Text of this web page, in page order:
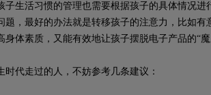
生活习惯的管理也需要根据孩子的具体情况进
题，最好的办法就是转移孩子的注意力，比如有
身体素质，又能有效地让孩子摆脱电子产品的“
代走过的人，不妨参考几条建议：